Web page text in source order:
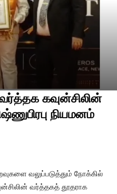
கவுன்சிலின்
நியமனம்
வலுப்படுத்தும் நோக்கில்
வர்த்தகத் தூதராக